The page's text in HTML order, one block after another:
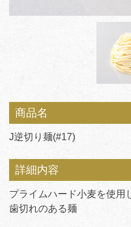
商品名
J逆切り麺(#17)
詳細内容
プライムハード小麦を使用
歯切れのある麺